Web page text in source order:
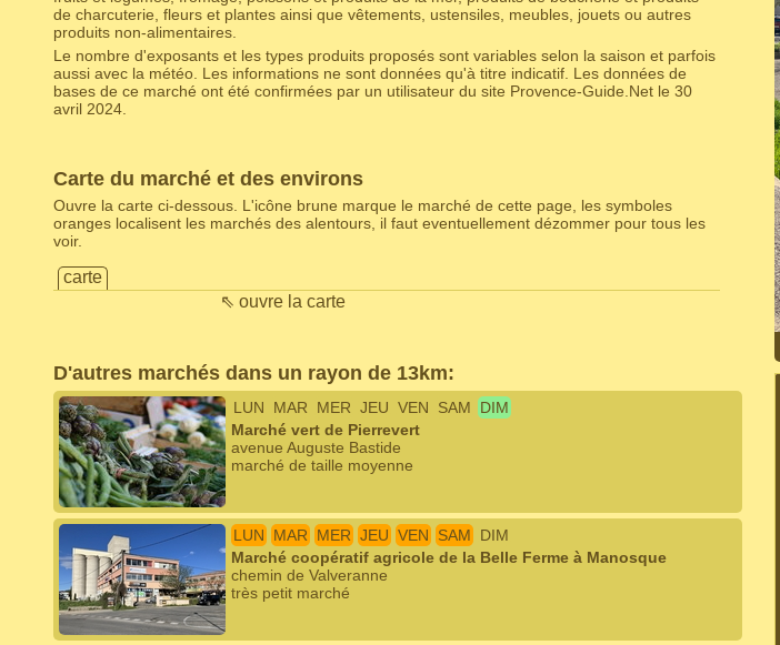
de charcuterie, fleurs et plantes ainsi que vêtements, ustensiles, meubles, jouets ou autres
produits non-alimentaires.
Le nombre d'exposants et les types produits proposés sont variables selon la saison et parfois
aussi avec la météo. Les informations ne sont données qu'à titre indicatif. Les données de
bases de ce marché ont été confirmées par un utilisateur du site Provence-Guide.Net le 30
avril 2024.
Carte du marché et des environs
Ouvre la carte ci-dessous. L'icône brune marque le marché de cette page, les symboles
oranges localisent les marchés des alentours, il faut eventuellement dézommer pour tous les
voir.
carte
⇖ ouvre la carte
D'autres marchés dans un rayon de 13km:
LUN MAR MER JEU VEN SAM
DIM
Marché vert de Pierrevert
avenue Auguste Bastide
marché de taille moyenne
LUN MAR MER JEU VEN SAM
DIM
Marché coopératif agricole de la Belle Ferme à Manosque
chemin de Valveranne
très petit marché